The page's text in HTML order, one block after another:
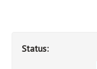
Status: